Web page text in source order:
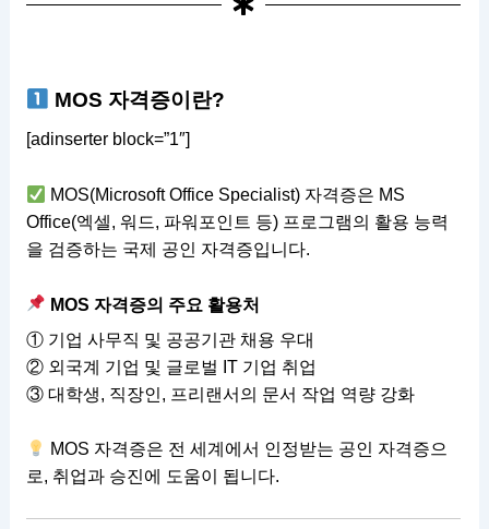
MOS 자격증이란?
[adinserter block=”1″]
MOS(Microsoft Office Specialist) 자격증은 MS
Office(엑셀, 워드, 파워포인트 등) 프로그램의 활용 능력
을 검증하는 국제 공인 자격증입니다.
MOS 자격증의 주요 활용처
① 기업 사무직 및 공공기관 채용 우대
② 외국계 기업 및 글로벌 IT 기업 취업
③ 대학생, 직장인, 프리랜서의 문서 작업 역량 강화
MOS 자격증은 전 세계에서 인정받는 공인 자격증으
로, 취업과 승진에 도움이 됩니다.